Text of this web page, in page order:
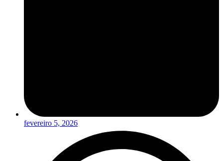
fevereiro 5, 2026